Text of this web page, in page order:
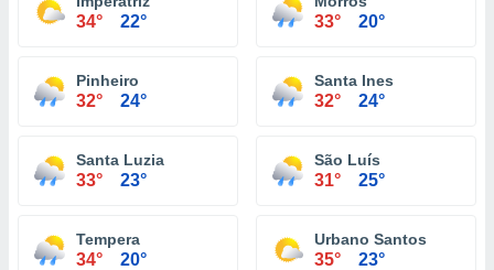
34° 22° 33° 20°
Pinheiro
32° 24°
Santa Ines
32° 24°
Santa Luzia
33° 23°
São Luís
31° 25°
Tempera
34° 20°
Urbano Santos
35° 23°